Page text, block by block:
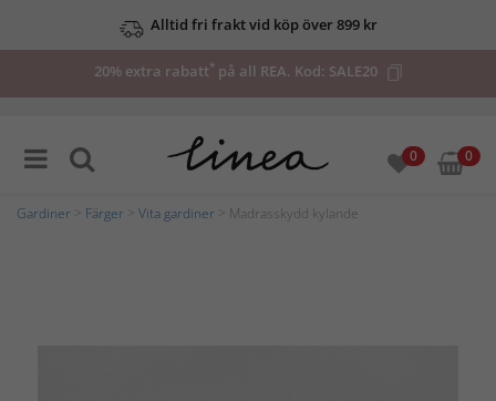
Alltid fri frakt vid köp över 899 kr
20% extra rabatt*på all REA. Kod: SALE20
0 0
Gardiner Färger Vita gardiner > Madrasskydd kylande